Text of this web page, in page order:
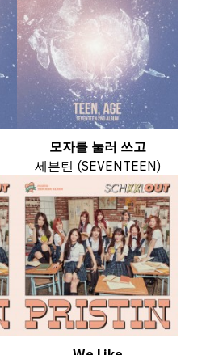
모자를 눌러 쓰고
세븐틴 (SEVENTEEN)